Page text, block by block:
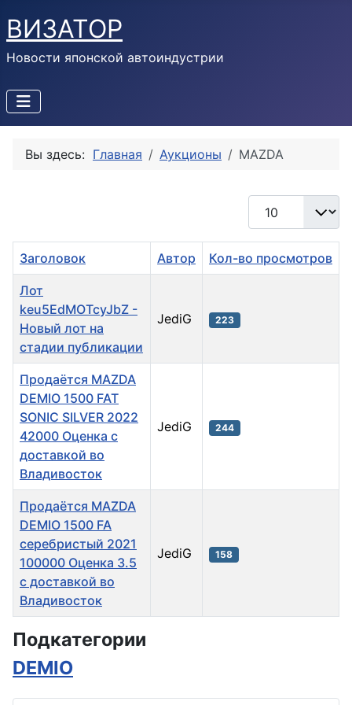
ВИЗАТОР
Новости японской автоиндустрии
Вы здесь: Главная Аукционы MAZDA
Кол-во строк:
Заголовок Автор Кол-во просмотров
Лот
keu5EdMOTcyJbZ -
Новый лот на
стадии публикации
JediG 223
Продаётся MAZDA
DEMIO 1500 FAT
SONIC SILVER 2022
42000 Оценка с
доставкой во
Владивосток
JediG 244
Продаётся MAZDA
DEMIO 1500 FA
серебристый 2021
100000 Оценка 3.5
с доставкой во
Владивосток
JediG 158
Подкатегории
DEMIO